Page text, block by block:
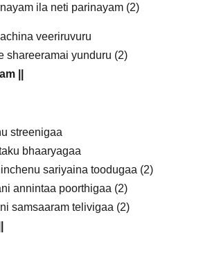
ila neti parinayam (2)
veeriruvuru
shareeramai yunduru (2)
||
streenigaa
bhaaryagaa
sariyaina toodugaa (2)
annintaa poorthigaa (2)
samsaaram telivigaa (2)